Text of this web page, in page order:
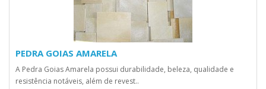
PEDRA GOIAS AMARELA
A Pedra Goias Amarela possui durabilidade, beleza, qualidade e
resistência notáveis, além de revest..